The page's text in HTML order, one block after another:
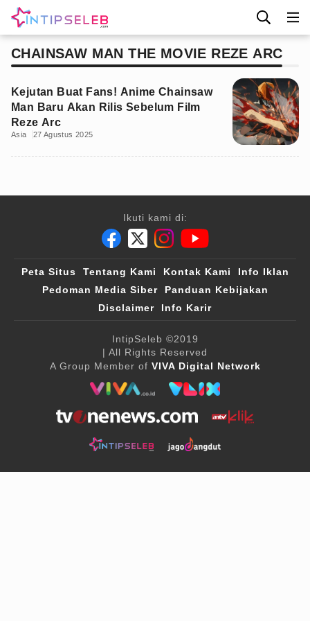
CHAINSAW MAN THE MOVIE REZE ARC
Kejutan Buat Fans! Anime Chainsaw
Man Baru Akan Rilis Sebelum Film
Reze Arc
Asia 27 Agustus 2025
Ikuti kami di:
Peta Situs Tentang Kami Kontak Kami
Info Iklan
Pedoman Media Siber
Panduan Kebijakan
Disclaimer
Info Karir
IntipSeleb ©2019
| All Rights Reserved
A Group Member of VIVA Digital Network